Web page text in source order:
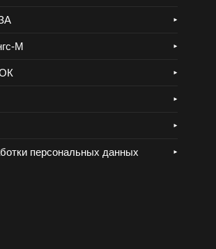
М
персональных данных